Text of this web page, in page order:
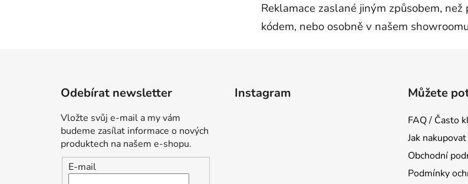
Reklamace zaslané jiným způsobem,
kódem, nebo osobně v našem
Odebírat newsletter
Vložte svůj e-mail a my vám
budeme zasílat informace o nových
produktech na našem e-shopu.
E-mail
Instagram Můžete
FAQ / Často
Jak nakupovat
Obchodní
Podmínky